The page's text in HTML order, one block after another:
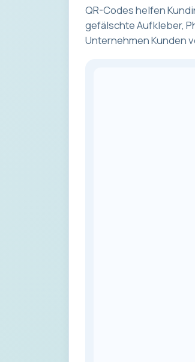
QR-Codes helfen
gefälschte Aufkleber,
Unternehmen Kunden